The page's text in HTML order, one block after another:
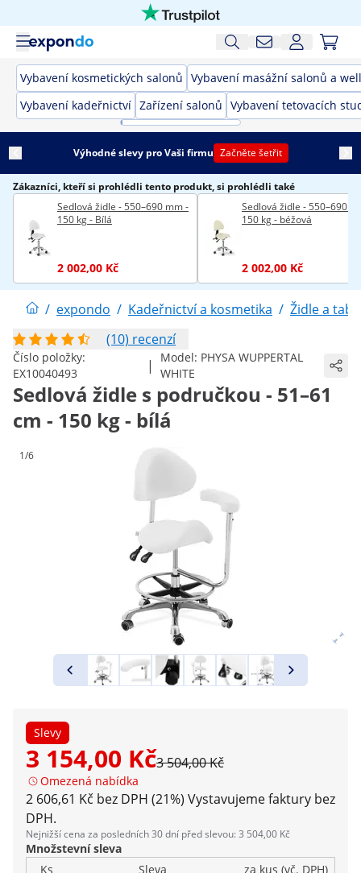
Vybavení kosmetických salonů Vybavení masážní salonů a
Vybavení kadeřnictví Zařízení salonů Vybavení tetovacích
Výhodné slevy pro Vaši firmu Začněte šetřit
Zákazníci, kteří si prohlédli tento produkt, si prohlédli také
Sedlová židle - 550–690 mm -
150 kg - Bílá
2 002,00 Kč
Sedlová židle - 550–690
150 kg - béžová
2 002,00 Kč
/ expondo / Kadeřnictví a kosmetika / Židle a
(10) recenzí
Číslo položky:
EX10040493
| Model: PHYSA WUPPERTAL
WHITE
Sedlová židle s područkou - 51–61
cm - 150 kg - bílá
1/6
Slevy
3 154,00 Kč3 504,00 Kč
Omezená nabídka
2 606,61 Kč bez DPH (21%) Vystavujeme faktury bez
DPH.
Nejnižší cena za posledních 30 dní před slevou: 3 504,00 Kč
Množstevní sleva
Ks
Sleva
za kus (vč. DPH)